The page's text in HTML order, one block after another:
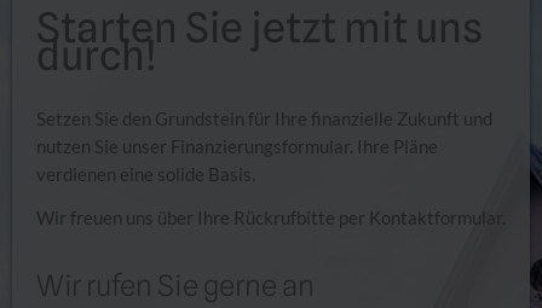
Starten Sie jetzt mit uns
durch!
Setzen Sie den Grundstein für Ihre finanzielle Zukunft und
nutzen Sie unser Finanzierungsformular. Ihre Pläne
verdienen eine solide Basis.
Wir freuen uns über Ihre Rückrufbitte per Kontaktformular.
Wir rufen Sie gerne an